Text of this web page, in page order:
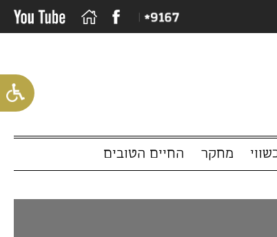
מחקר החיים הטובים